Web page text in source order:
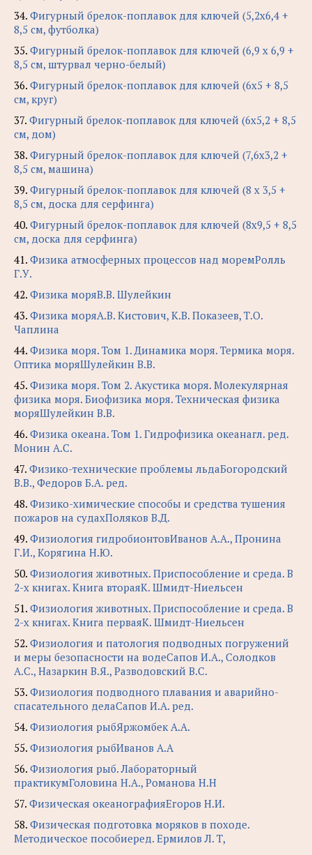
34. Фигурный брелок-поплавок для ключей (5,2х6,4 +
8,5 см, футболка)
35. Фигурный брелок-поплавок для ключей (6,9 х 6,9 +
8,5 см, штурвал черно-белый)
36. Фигурный брелок-поплавок для ключей (6х5 + 8,5
см, круг)
37. Фигурный брелок-поплавок для ключей (6х5,2 + 8,5
см, дом)
38. Фигурный брелок-поплавок для ключей (7,6х3,2 +
8,5 см, машина)
39. Фигурный брелок-поплавок для ключей (8 х 3,5 +
8,5 см, доска для серфинга)
40. Фигурный брелок-поплавок для ключей (8х9,5 + 8,5
см, доска для серфинга)
41. Физика атмосферных процессов над моремРолль
Г.У.
42. Физика моряВ.В. Шулейкин
43. Физика моряА.В. Кистович, К.В. Показеев, Т.О.
Чаплина
44. Физика моря. Том 1. Динамика моря. Термика моря.
Оптика моряШулейкин В.В.
45. Физика моря. Том 2. Акустика моря. Молекулярная
физика моря. Биофизика моря. Техническая физика
моряШулейкин В.В.
46. Физика океана. Том 1. Гидрофизика океанагл. ред.
Монин А.С.
47. Физико-технические проблемы льдаБогородский
В.В., Федоров Б.А. ред.
48. Физико-химические способы и средства тушения
пожаров на судахПоляков В.Д.
49. Физиология гидробионтовИванов А.А., Пронина
Г.И., Корягина Н.Ю.
50. Физиология животных. Приспособление и среда. В
2-х книгах. Книга втораяК. Шмидт-Ниельсен
51. Физиология животных. Приспособление и среда. В
2-х книгах. Книга перваяК. Шмидт-Ниельсен
52. Физиология и патология подводных погружений
и меры безопасности на водеСапов И.А., Солодков
А.С., Назаркин В.Я., Разводовский В.С.
53. Физиология подводного плавания и аварийно-
спасательного делаСапов И.А. ред.
54. Физиология рыбЯржомбек А.А.
55. Физиология рыбИванов А.А
56. Физиология рыб. Лабораторный
практикумГоловина Н.А., Романова Н.Н
57. Физическая океанографияЕгоров Н.И.
58. Физическая подготовка моряков в походе.
Методическое пособиеред. Ермилов Л. Т,